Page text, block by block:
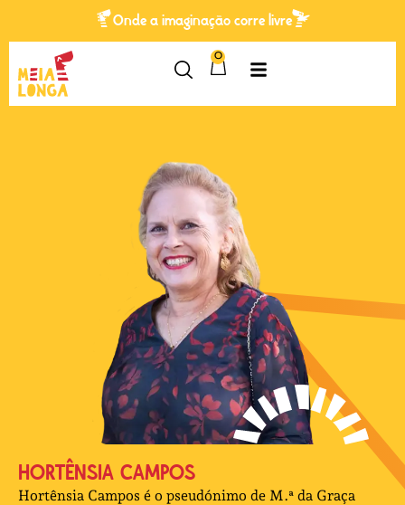
Onde a imaginação corre livre
0
HORTÊNSIA CAMPOS
Hortênsia Campos é o pseudónimo de M.ª da Graça